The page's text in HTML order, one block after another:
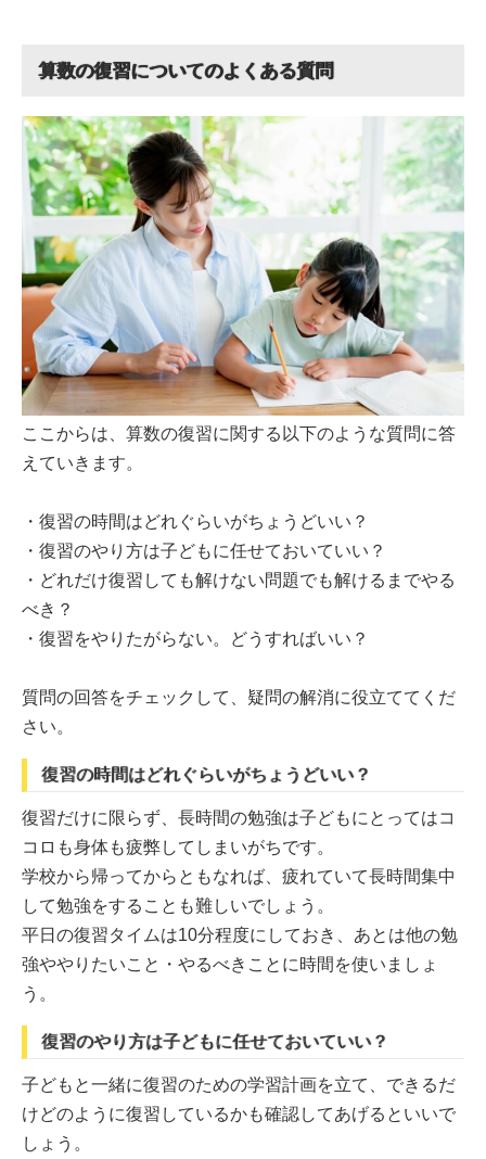
算数の復習についてのよくある質問
ここからは、算数の復習に関する以下のような質問に答
えていきます。
・復習の時間はどれぐらいがちょうどいい？
・復習のやり方は子どもに任せておいていい？
・どれだけ復習しても解けない問題でも解けるまでやる
べき？
・復習をやりたがらない。どうすればいい？
質問の回答をチェックして、疑問の解消に役立ててくだ
さい。
復習の時間はどれぐらいがちょうどいい？
復習だけに限らず、長時間の勉強は子どもにとってはコ
コロも身体も疲弊してしまいがちです。
学校から帰ってからともなれば、疲れていて長時間集中
して勉強をすることも難しいでしょう。
平日の復習タイムは10分程度にしておき、あとは他の勉
強ややりたいこと・やるべきことに時間を使いましょ
う。
復習のやり方は子どもに任せておいていい？
子どもと一緒に復習のための学習計画を立て、できるだ
けどのように復習しているかも確認してあげるといいで
しょう。